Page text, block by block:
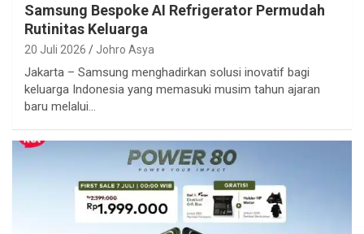
Samsung Bespoke AI Refrigerator Permudah
Rutinitas Keluarga
20 Juli 2026 Johro Asya
Jakarta – Samsung menghadirkan solusi inovatif bagi
keluarga Indonesia yang memasuki musim tahun ajaran
baru melalui…